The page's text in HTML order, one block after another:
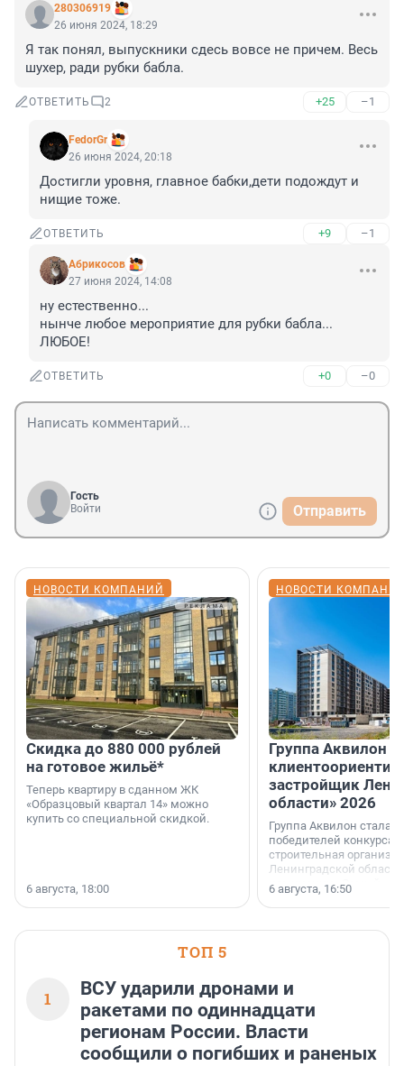
280306919
26 июня 2024, 18:29
Я так понял, выпускники сдесь вовсе не причем. Весь
шухер, ради рубки бабла.
ОТВЕТИТЬ 2 +25 –1
FedorGr
26 июня 2024, 20:18
Достигли уровня, главное бабки,дети подождут и
нищие тоже.
ОТВЕТИТЬ +9 –1
Абрикосов
27 июня 2024, 14:08
ну естественно...
нынче любое мероприятие для рубки бабла...
ЛЮБОЕ!
ОТВЕТИТЬ +0 –0
Гость
Войти
Отправить
НОВОСТИ КОМПАНИЙ
Скидка до 880 000 рублей
на готовое жильё*
Теперь квартиру в сданном ЖК
«Образцовый квартал 14» можно
купить со специальной скидкой.
6 августа, 18:00
НОВОСТИ
Группа Аквилон
застройщик
области» 2026
Группа Аквилон стала
победителей конкурса
строительная
Ленинградской области
номинации «Самый
застройщик
области».
6 августа, 16:50
ТОП 5
1
ВСУ ударили дронами и
ракетами по одиннадцати
регионам России. Власти
сообщили о погибших и раненых